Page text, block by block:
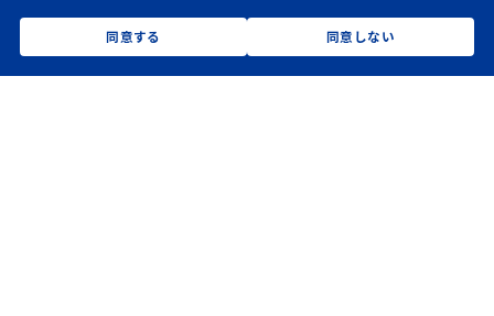
同意する 同意しない